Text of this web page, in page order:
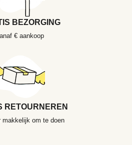
BEZORGING
€ aankoop
RETOURNEREN
makkelijk om te doen